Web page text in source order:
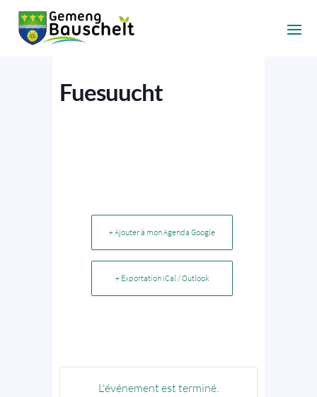
Fuesuucht
+ Ajouter à mon Agenda Google
+ Exportation iCal / Outlook
L'événement est terminé.